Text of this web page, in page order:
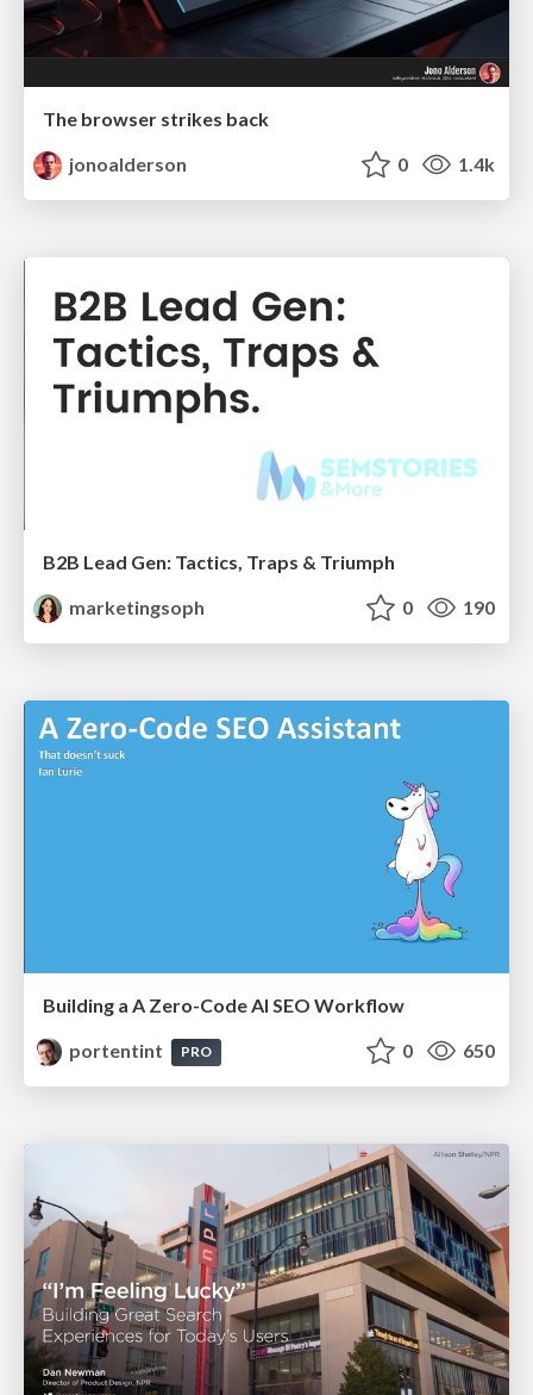
The browser strikes back
jonoalderson
0 1.4k
B2B Lead Gen: Tactics, Traps & Triumph
marketingsoph
0 190
Building a A Zero-Code AI SEO Workflow
portentint
PRO 0 650